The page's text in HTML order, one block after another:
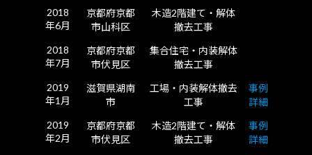
2018
年6月
京都府京都
市山科区
木造2階建て・解体
撤去工事
2018
年7月
京都府京都
市伏見区
集合住宅・内装解体
撤去工事
2019
年1月
滋賀県湖南
市
工場・内装解体撤去
工事
事例
詳細
2019
年2月
京都府京都
市伏見区
木造2階建て・解体
撤去工事
事例
詳細